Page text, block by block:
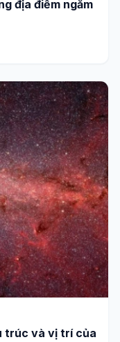
địa điểm ngắm
trúc và vị trí của